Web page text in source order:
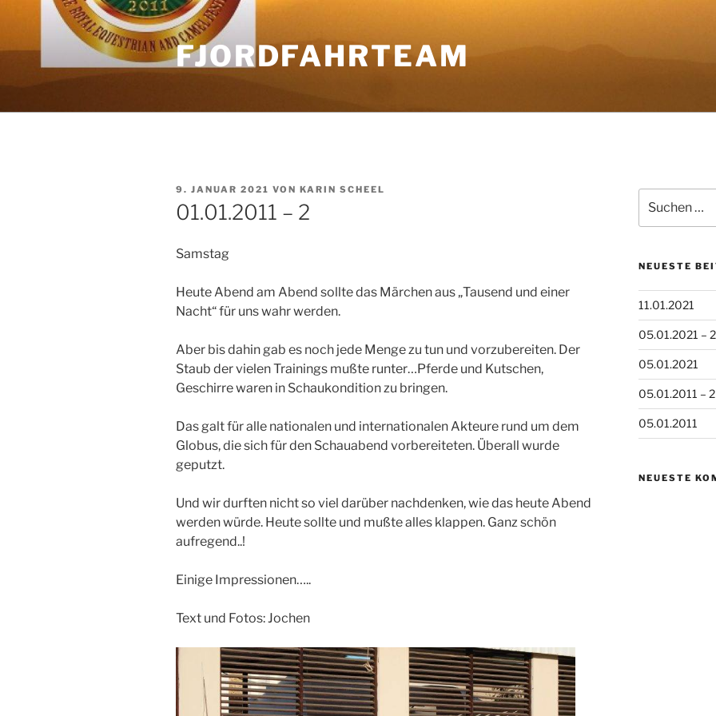
springen
FJORDFAHRTEAM
VERÖFFENTLICHT
AM
9. JANUAR 2021 VON KARIN SCHEEL
01.01.2011 – 2
Samstag
Heute Abend am Abend sollte das Märchen aus „Tausend und einer
Nacht“ für uns wahr werden.
Aber bis dahin gab es noch jede Menge zu tun und vorzubereiten. Der
Staub der vielen Trainings mußte runter…Pferde und Kutschen,
Geschirre waren in Schaukondition zu bringen.
Das galt für alle nationalen und internationalen Akteure rund um dem
Globus, die sich für den Schauabend vorbereiteten. Überall wurde
geputzt.
Und wir durften nicht so viel darüber nachdenken, wie das heute Abend
werden würde. Heute sollte und mußte alles klappen. Ganz schön
aufregend..!
Einige Impressionen…..
Text und Fotos: Jochen
nach:
NEUESTE
11.01.2021
05.01.2021 – 2
05.01.2021
05.01.2011 – 2
05.01.2011
NEUESTE